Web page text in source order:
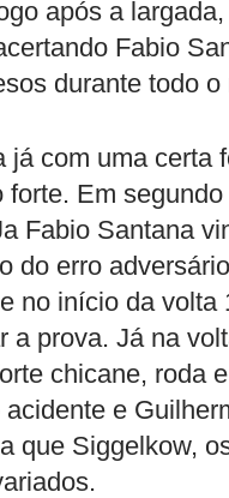
após a
Fabio
durante todo
já com uma certa
Em
Fabio Santana
do erro
no início da
a prova. Já na
chicane, roda
e
que Siggelkow,